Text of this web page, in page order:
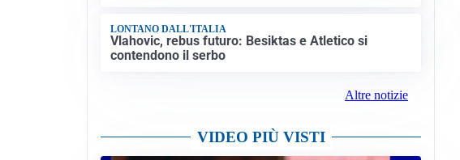
LONTANO DALL'ITALIA
Vlahovic, rebus futuro: Besiktas e Atletico si
contendono il serbo
Altre notizie
VIDEO PIÙ VISTI